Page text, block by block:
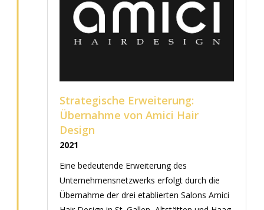
Strategische Erweiterung:
Übernahme von Amici Hair
Design
2021
Eine bedeutende Erweiterung des
Unternehmensnetzwerks erfolgt durch die
Übernahme der drei etablierten Salons Amici